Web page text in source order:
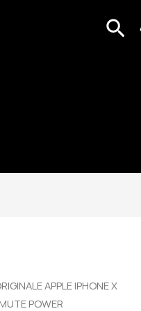
APPLE IPHONE X
POWER